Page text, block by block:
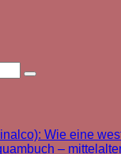
Wie eine
–